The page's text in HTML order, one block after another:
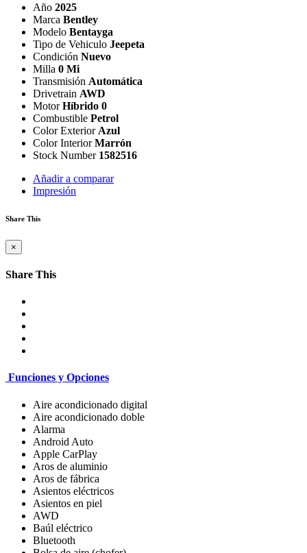
Año 2025
Marca Bentley
Modelo Bentayga
Tipo de Vehiculo Jeepeta
Condición Nuevo
Milla 0 Mi
Transmisión Automática
Drivetrain AWD
Motor Híbrido 0
Combustible Petrol
Color Exterior Azul
Color Interior Marrón
Stock Number 1582516
Añadir a comparar
Impresión
Share This
×
Share This
Funciones y Opciones
Aire acondicionado digital
Aire acondicionado doble
Alarma
Android Auto
Apple CarPlay
Aros de aluminio
Aros de fábrica
Asientos eléctricos
Asientos en piel
AWD
Baúl eléctrico
Bluetooth